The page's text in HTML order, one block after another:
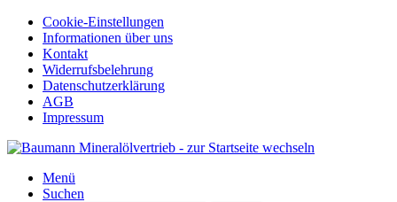
Cookie-Einstellungen
Informationen über uns
Kontakt
Widerrufsbelehrung
Datenschutzerklärung
AGB
Impressum
Menü
Suchen